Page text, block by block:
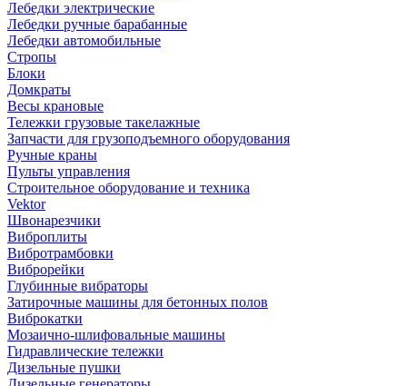
Лебедки электрические
Лебедки ручные барабанные
Лебедки автомобильные
Стропы
Блоки
Домкраты
Весы крановые
Тележки грузовые такелажные
Запчасти для грузоподъемного оборудования
Ручные краны
Пульты управления
Строительное оборудование и техника
Vektor
Швонарезчики
Виброплиты
Вибротрамбовки
Виброрейки
Глубинные вибраторы
Затирочные машины для бетонных полов
Виброкатки
Мозаично-шлифовальные машины
Гидравлические тележки
Дизельные пушки